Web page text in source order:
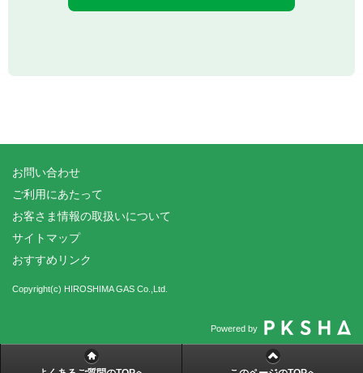
お問い合わせ
ご利用にあたって
お客さま情報の取扱いについて
サイトマップ
おすすめリンク
Copyright(c) HIROSHIMA GAS Co.,Ltd.
Powered by